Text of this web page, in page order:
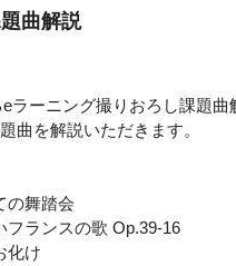
曲解説
ラーニング撮りおろし課題曲
曲を解説いただきます。
の舞踏会
フランスの歌 Op.39-16
化け